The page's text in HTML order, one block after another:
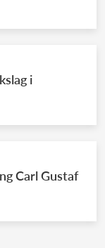
i
Carl Gustaf